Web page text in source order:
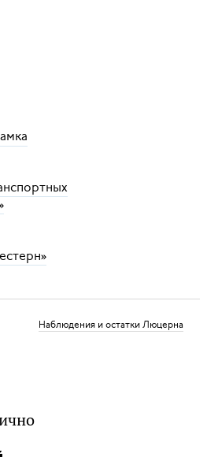
Наблюдения и остатки Люцерна